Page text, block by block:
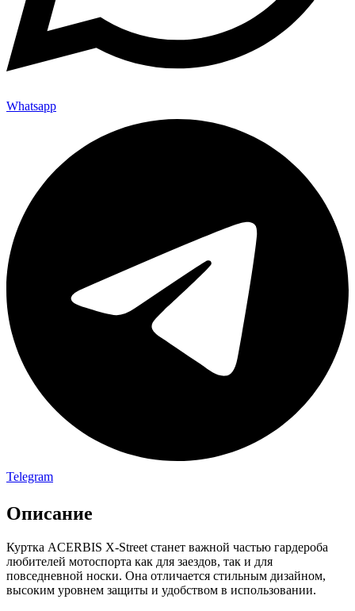
Whatsapp
Telegram
Описание
Куртка ACERBIS X-Street станет важной частью гардероба
любителей мотоспорта как для заездов, так и для
повседневной носки. Она отличается стильным дизайном,
высоким уровнем защиты и удобством в использовании.